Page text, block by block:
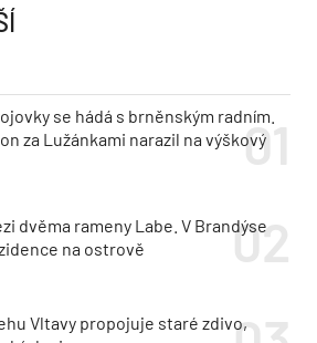
se hádá s brněnským radním.
za Lužánkami narazil na výškový
dvěma rameny Labe. V Brandýse
na ostrově
Vltavy propojuje staré zdivo,